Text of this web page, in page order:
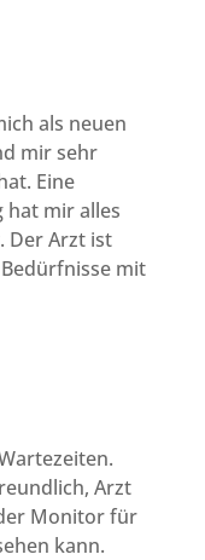
als neuen
mir sehr
Eine
hat mir alles
Der Arzt ist
mit
Arzt
Monitor für
kann.